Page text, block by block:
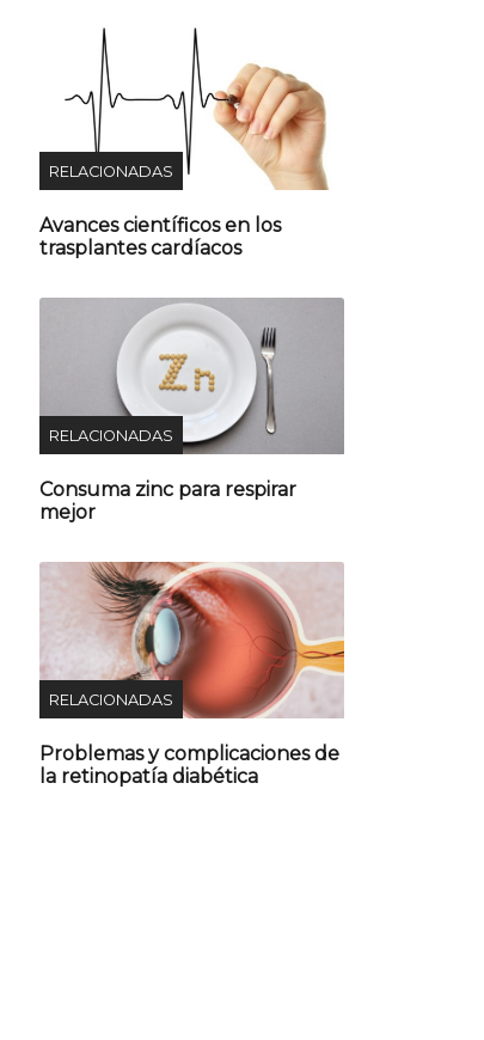
RELACIONADAS
Avances científicos en los
trasplantes cardíacos
RELACIONADAS
Consuma zinc para respirar
mejor
RELACIONADAS
Problemas y complicaciones de
la retinopatía diabética